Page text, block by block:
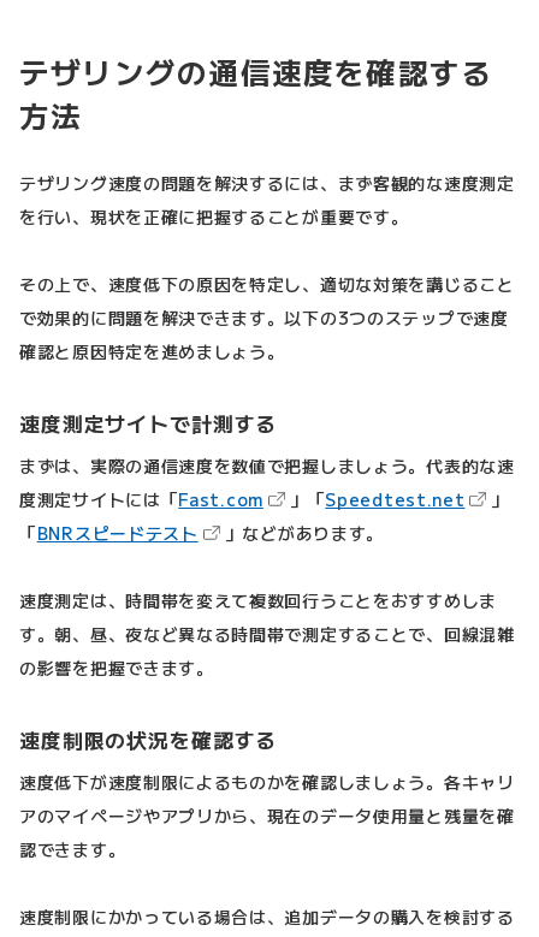
テザリングの通信速度を確認する
方法
テザリング速度の問題を解決するには、まず客観的な速度測定
を行い、現状を正確に把握することが重要です。
その上で、速度低下の原因を特定し、適切な対策を講じること
で効果的に問題を解決できます。以下の3つのステップで速度
確認と原因特定を進めましょう。
速度測定サイトで計測する
まずは、実際の通信速度を数値で把握しましょう。代表的な速
度測定サイトには「Fast.com（新しいタブで開きます）
」「Speedtest.net （新し
」
「BNRスピードテスト （新しいタブで開きます）
」などがあります。
速度測定は、時間帯を変えて複数回行うことをおすすめしま
す。朝、昼、夜など異なる時間帯で測定することで、回線混雑
の影響を把握できます。
速度制限の状況を確認する
速度低下が速度制限によるものかを確認しましょう。各キャリ
アのマイページやアプリから、現在のデータ使用量と残量を確
認できます。
速度制限にかかっている場合は、追加データの購入を検討する